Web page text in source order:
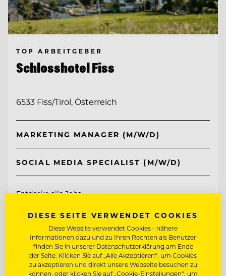
TOP ARBEITGEBER
Schlosshotel Fiss
6533 Fiss/Tirol, Österreich
MARKETING MANAGER (M/W/D)
SOCIAL MEDIA SPECIALIST (M/W/D)
Entdecke alle Jobs
DIESE SEITE VERWENDET COOKIES
Diese Website verwendet Cookies - nähere
Informationen dazu und zu Ihren Rechten als Benutzer
finden Sie in unserer Datenschutzerklärung am Ende
der Seite. Klicken Sie auf „Alle Akzeptieren“, um Cookies
zu akzeptieren und direkt unsere Webseite besuchen zu
können, oder klicken Sie auf „Cookie-Einstellungen“, um